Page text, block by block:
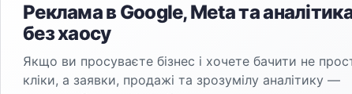
Реклама в Google, Meta та
без хаосу
Якщо ви просуваєте бізнес і хочете бачити не
кліки, а заявки, продажі та зрозумілу аналітику —